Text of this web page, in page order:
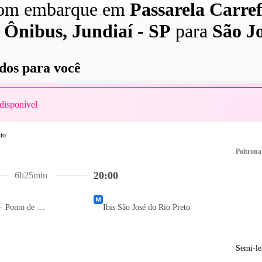
embarque emPassarela
Ônibus, Jundiaí - SP para São
para você
Passarela Carrefour - Ponto de Ônibus
20:00
Ibis São José do Rio Preto
6h25min
Poltrona
Semi-